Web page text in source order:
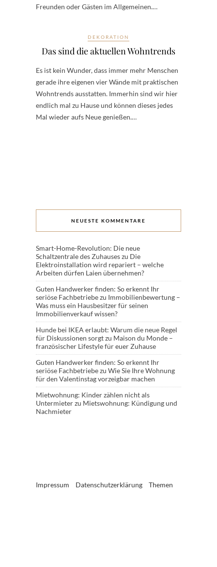
Freunden oder Gästen im Allgemeinen.…
DEKORATION
Das sind die aktuellen Wohntrends
Es ist kein Wunder, dass immer mehr Menschen
gerade ihre eigenen vier Wände mit praktischen
Wohntrends ausstatten. Immerhin sind wir hier
endlich mal zu Hause und können dieses jedes
Mal wieder aufs Neue genießen.…
NEUESTE KOMMENTARE
Smart-Home-Revolution: Die neue
Schaltzentrale des Zuhauseszu Die
Elektroinstallation wird repariert – welche
Arbeiten dürfen Laien übernehmen?
Guten Handwerker finden: So erkennt Ihr
seriöse Fachbetriebezu Immobilienbewertung –
Was muss ein Hausbesitzer für seinen
Immobilienverkauf wissen?
Hunde bei IKEA erlaubt: Warum die neue Regel
für Diskussionen sorgtzu Maison du Monde –
französischer Lifestyle für euer Zuhause
Guten Handwerker finden: So erkennt Ihr
seriöse Fachbetriebezu Wie Sie Ihre Wohnung
für den Valentinstag vorzeigbar machen
Mietwohnung: Kinder zählen nicht als
Untermieterzu Mietswohnung: Kündigung und
Nachmieter
Impressum Datenschutzerklärung Themen